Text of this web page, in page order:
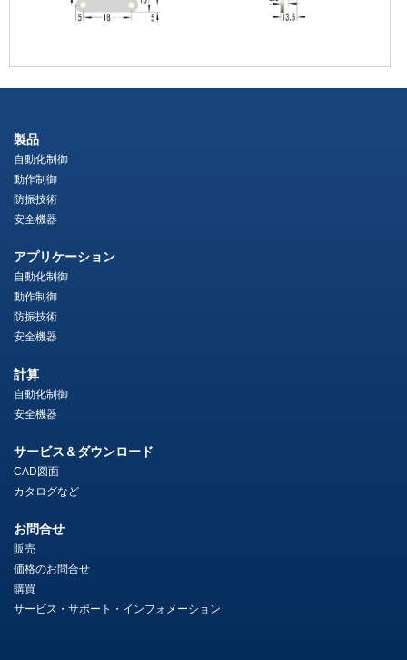
製品
自動化制御
動作制御
防振技術
安全機器
アプリケーション
自動化制御
動作制御
防振技術
安全機器
計算
自動化制御
安全機器
サービス＆ダウンロード
CAD図面
カタログなど
お問合せ
販売
価格のお問合せ
購買
サービス・サポート・インフォメーション